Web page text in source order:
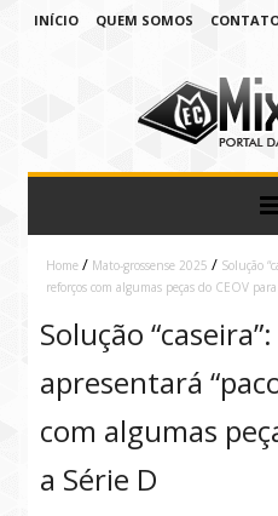
INÍCIO QUEM SOMOS
Home / Mato-grossense 2025 / Solução
reforços com algumas peças do CEOV
Solução
apresentará
com algumas
a Série D